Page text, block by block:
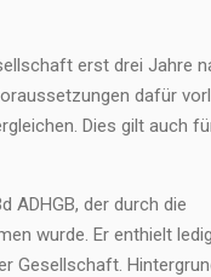
erst drei Jahre
dafür
Dies gilt auch
ADHGB, der durch die
wurde. Er enthielt
Gesellschaft.